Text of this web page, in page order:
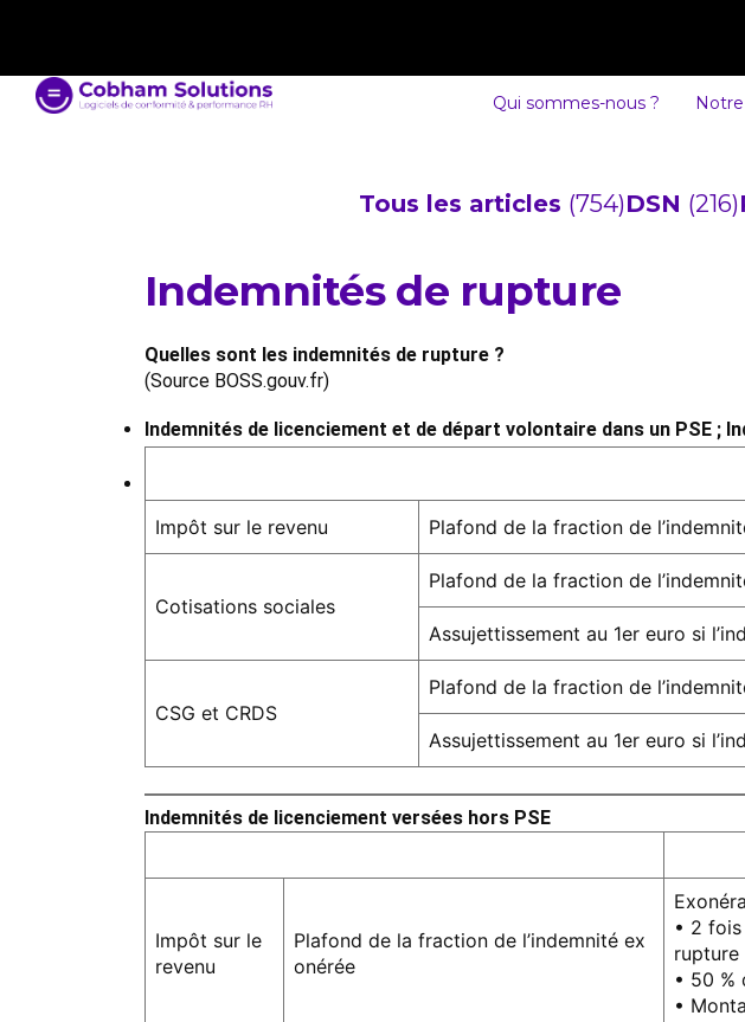
Qui sommes-nous ?
Tous les articles (754)DSN (216)
Indemnités de rupture
Quelles sont les indemnités de rupture ?
(Source BOSS.gouv.fr)
Indemnités de licenciement et de départ volontaire dans un PSE ;
Impôt sur le revenu Plafond de la fraction de
Cotisations sociales
Plafond de la fraction de
Assujettissement au 1er euro si
CSG et CRDS
Plafond de la fraction de
Assujettissement au 1er euro si
Indemnités de licenciement versées hors PSE
Impôt sur le
revenu
Plafond de la fraction de l’indemnité ex
onérée
• 2
• 50 %
•